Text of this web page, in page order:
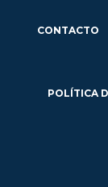
CONTACTO
POLÍTICA